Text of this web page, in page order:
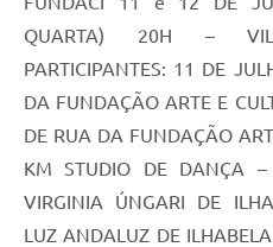
QUARTA) 20H – VILA
PARTICIPANTES: 11 DE
DA FUNDAÇÃO ARTE E
DE RUA DA FUNDAÇÃO
KM STUDIO DE DANÇA –
VIRGINIA ÚNGARI DE
LUZ ANDALUZ DE